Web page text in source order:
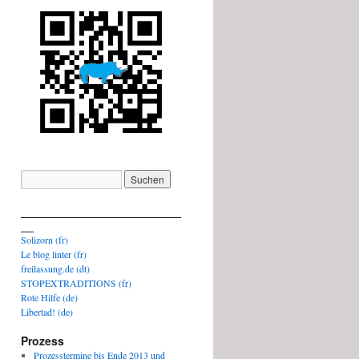
Solizorn (fr)
Le blog linter (fr)
freilassung.de (dt)
STOPEXTRADITIONS (fr)
Rote Hilfe (de)
Libertad! (de)
Prozess
Prozesstermine bis Ende 2013 und